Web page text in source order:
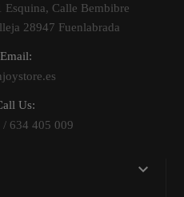
Esquina, Calle Bembibre
28947 Fuenlabrada
Email:
Us:
634 405 009
